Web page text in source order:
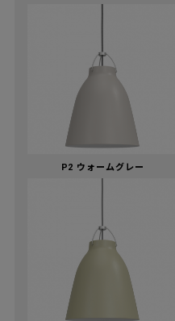
P2 ウォームグレー